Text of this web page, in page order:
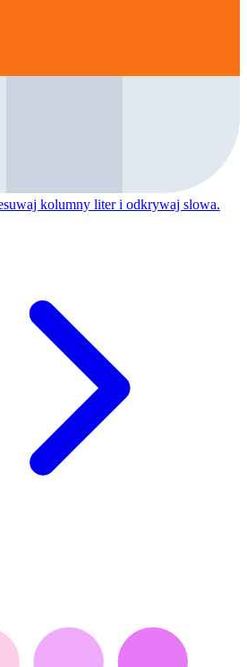
kolumny liter i odkrywaj slowa.